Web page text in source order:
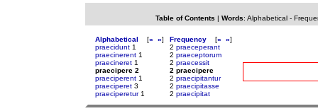
Table of Contents | Words: Alphabetical-
Alphabetical [« »]
praecidunt 1
praecinerent 1
praecineret 1
praecipere 2
praeciperent 1
praeciperet 3
praeciperetur1
Frequency [« »]
2 praeceperant
2 praeceptorum
2 praecessit
2 praecipere
2 praecipitantur
2 praecipitasse
2 praecipitat